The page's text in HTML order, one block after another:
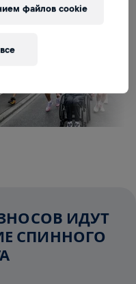
ИДУТ
СПИННОГО
файлов cookie